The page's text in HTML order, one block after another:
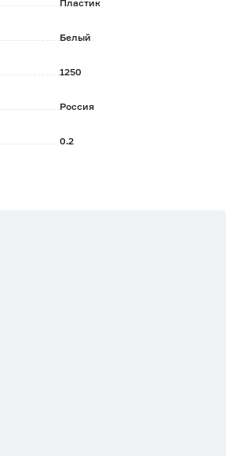
Пластик
Белый
1250
Россия
0.2